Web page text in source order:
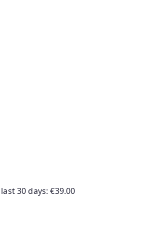
30 days:€39.00